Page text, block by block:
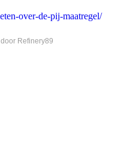
over-de-pij-maatregel/
Refinery89